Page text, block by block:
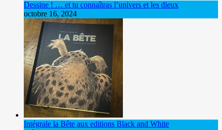
Dessine ! … et tu connaîtras l’univers et les dieux
octobre 16, 2024
Intégrale la Bête aux editions Black and White